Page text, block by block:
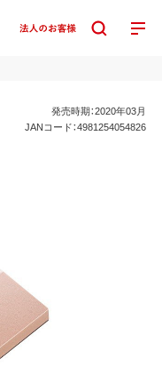
発売時期：2020年03月
JANコード：4981254054826